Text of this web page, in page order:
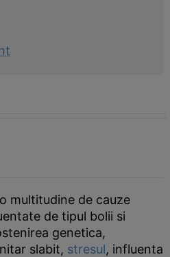
multitudine de cauze
de tipul bolii si
genetica,
slabit, stresul, influenta